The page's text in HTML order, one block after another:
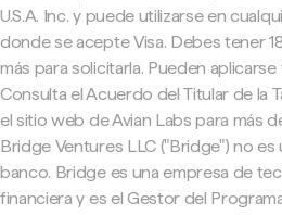
U.S.A. Inc. y puede utilizarse en
donde se acepte Visa. Debes tener
más para solicitarla. Pueden aplicarse
Consulta el Acuerdo del Titular de la
el sitio web de Avian Labs para más
Bridge Ventures LLC ("Bridge") no es
banco. Bridge es una empresa de
financiera y es el Gestor del